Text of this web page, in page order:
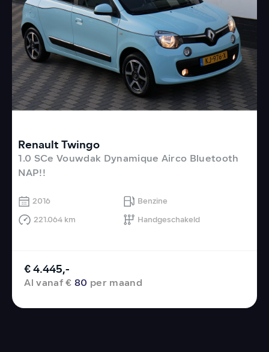
Renault Twingo
1.0 SCe Vouwdak Dynamique Airco Bluetooth
NAP!!
2016
Benzine
221.064 km
Handgeschakeld
€ 4.445,-
Al vanaf €80 per maand